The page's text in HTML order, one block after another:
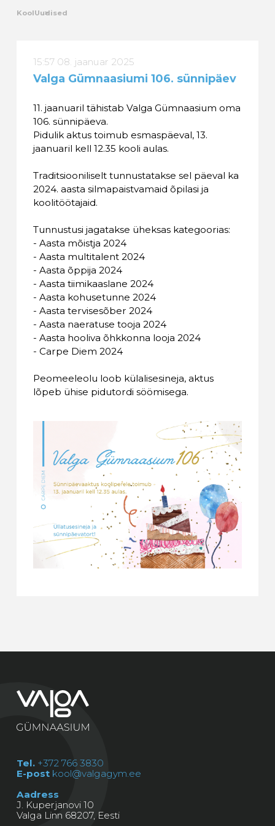
KoolUudised
15:57 08. jaanuar 2025
Valga Gümnaasiumi 106. sünnipäev
11. jaanuaril tähistab Valga Gümnaasium oma
106. sünnipäeva.
Pidulik aktus toimub esmaspäeval, 13.
jaanuaril kell 12.35 kooli aulas.
Traditsiooniliselt tunnustatakse sel päeval ka
2024. aasta silmapaistvamaid õpilasi ja
koolitöötajaid.
Tunnustusi jagatakse üheksas kategoorias:
- Aasta mõistja 2024
- Aasta multitalent 2024
- Aasta õppija 2024
- Aasta tiimikaaslane 2024
- Aasta kohusetunne 2024
- Aasta tervisesõber 2024
- Aasta naeratuse tooja 2024
- Aasta hooliva õhkkonna looja 2024
- Carpe Diem 2024
Peomeeleolu loob külalisesineja, aktus
lõpeb ühise pidutordi söömisega.
Tel. +372 766 3830
E-post kool@valgagym.ee
Aadress
J. Kuperjanovi 10
Valga Linn 68207, Eesti